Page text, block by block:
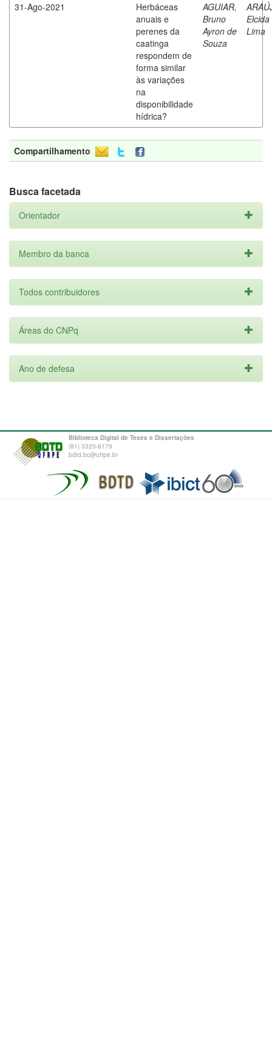
31-Ago-2021
Herbáceas
anuais e
perenes da
caatinga
respondem de
forma similar
às variações
na
disponibilidade
hídrica?
AGUIAR,
Bruno
Ayron de
Souza
Elcida
Lima
Compartilhamento
Busca facetada
Orientador
Membro da banca
Todos contribuidores
Áreas do CNPq
Ano de defesa
Biblioteca Digital de Teses e Dissertações
(81) 3320-6179
bdtd.bc@ufrpe.br